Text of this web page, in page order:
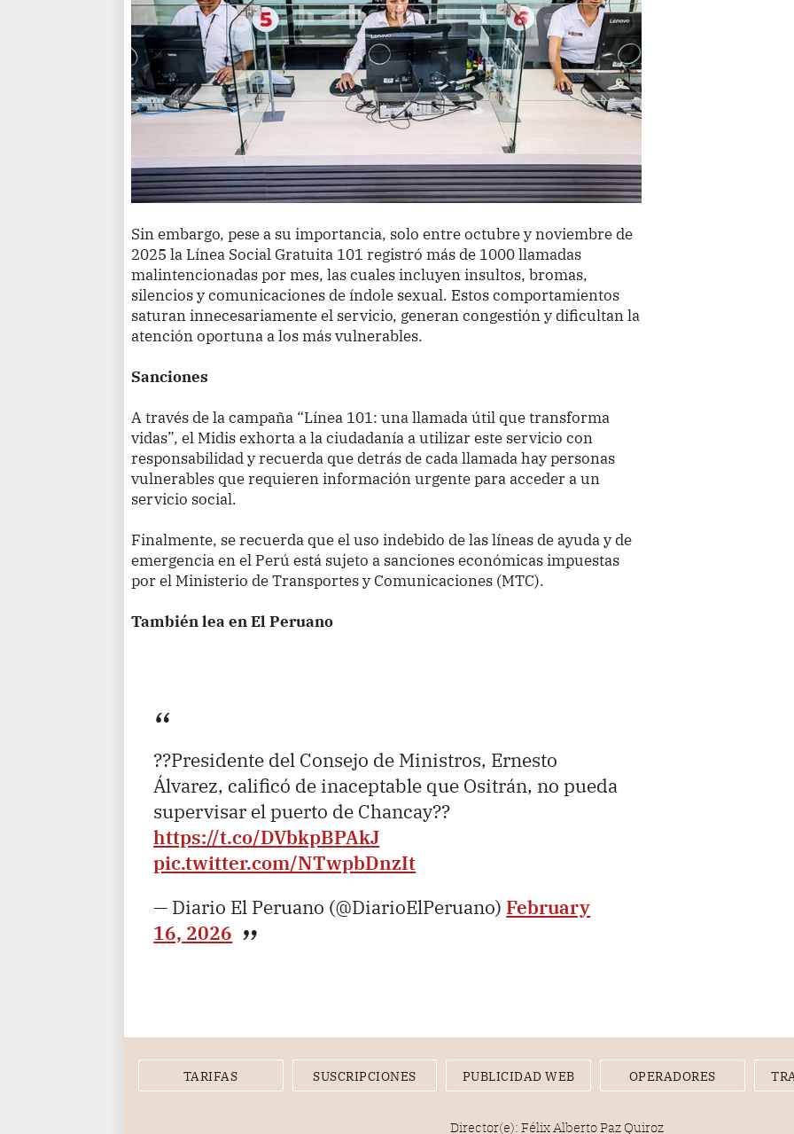
Sin embargo, pese a su importancia, solo entre octubre y noviembre de
2025 la Línea Social Gratuita 101 registró más de 1000 llamadas
malintencionadas por mes, las cuales incluyen insultos, bromas,
silencios y comunicaciones de índole sexual. Estos comportamientos
saturan innecesariamente el servicio, generan congestión y dificultan la
atención oportuna a los más vulnerables.
Sanciones
A través de la campaña “Línea 101: una llamada útil que transforma
vidas”, el Midis exhorta a la ciudadanía a utilizar este servicio con
responsabilidad y recuerda que detrás de cada llamada hay personas
vulnerables que requieren información urgente para acceder a un
servicio social.
Finalmente, se recuerda que el uso indebido de las líneas de ayuda y de
emergencia en el Perú está sujeto a sanciones económicas impuestas
por el Ministerio de Transportes y Comunicaciones (MTC).
También lea en El Peruano
??Presidente del Consejo de Ministros, Ernesto
Álvarez, calificó de inaceptable que Ositrán, no pueda
supervisar el puerto de Chancay??
https://t.co/DVbkpBPAkJ
pic.twitter.com/NTwpbDnzIt
— Diario El Peruano (@DiarioElPeruano) February
16, 2026
TARIFAS SUSCRIPCIONES PUBLICIDAD WEB OPERADORES
Director(e): Félix Alberto Paz Quiroz